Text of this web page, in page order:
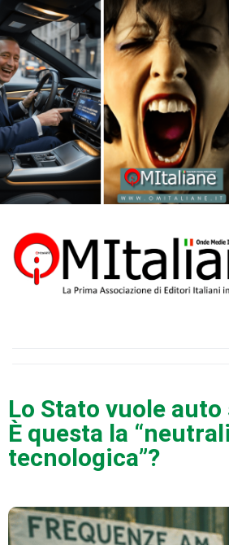
Lo Stato vuole auto
È questa la
tecnologica”?